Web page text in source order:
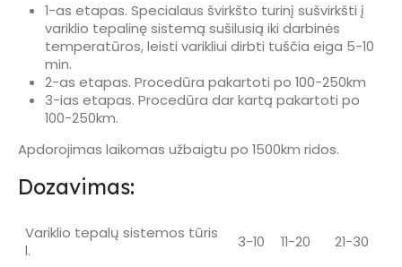
1-as etapas. Specialaus švirkšto turinį sušvirkšti į
variklio tepalinę sistemą sušilusią iki darbinės
temperatūros, leisti varikliui dirbti tuščia eiga 5-10
min.
2-as etapas. Procedūra pakartoti po 100-250km
3-ias etapas. Procedūra dar kartą pakartoti po
100-250km.
Apdorojimas laikomas užbaigtu po 1500km ridos.
Dozavimas:
Variklio tepalų sistemos tūris
l.
3-10 11-20 21-30